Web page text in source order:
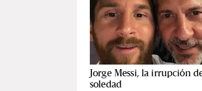
Jorge Messi, la irrupción
soledad